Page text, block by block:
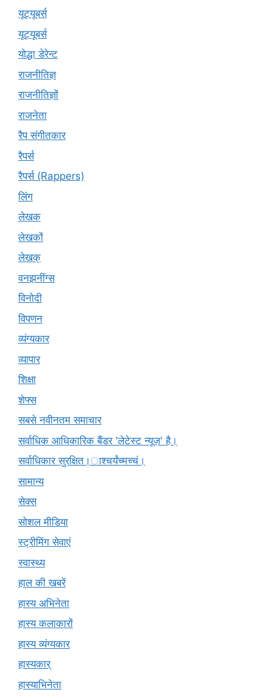
यूट्‍यूबर्स
यूट्यूबर्स
योद्धा डेरेन्ट
राजनीतिज्ञ
राजनीतिज्ञों
राजनेता
रैप संगीतकार
रैपर्स
रैपर्स (Rappers)
लिंग
लेखक
लेखकों
लेखक्
वनझनींग्स
विनोदी
विपणन
व्यंग्यकार
व्यापार
शिक्षा
शेफ्स
सबसे नवीनतम समाचार
सर्वाधिक आधिकारिक बैंडर 'लेटेस्ट न्यूज़' है।
सर्वाधिकार सुरक्षित।ाश्चर्यंच्मच्चं।
सामान्य
सेक्स
सोशल मीडिया
स्ट्रीमिंग सेवाएं
स्वास्थ्य
हाल की खबरें
हास्य अभिनेता
हास्य कलाकारों
हास्य व्यंग्यकार
हास्यकार्
हास्याभिनेता